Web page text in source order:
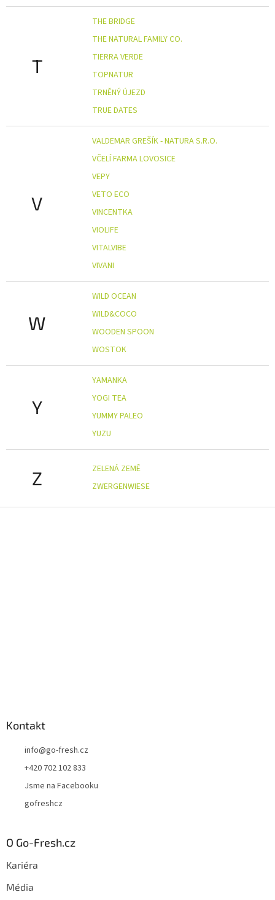
T
THE BRIDGE
THE NATURAL FAMILY CO.
TIERRA VERDE
TOPNATUR
TRNĚNÝ ÚJEZD
TRUE DATES
V
VALDEMAR GREŠÍK - NATURA S.R.O.
VČELÍ FARMA LOVOSICE
VEPY
VETO ECO
VINCENTKA
VIOLIFE
VITALVIBE
VIVANI
W
WILD OCEAN
WILD&COCO
WOODEN SPOON
WOSTOK
Y
YAMANKA
YOGI TEA
YUMMY PALEO
YUZU
Z
ZELENÁ ZEMĚ
ZWERGENWIESE
Kontakt
info@go-fresh.cz
+420 702 102 833
Jsme na Facebooku
gofreshcz
O Go-Fresh.cz
Kariéra
Média